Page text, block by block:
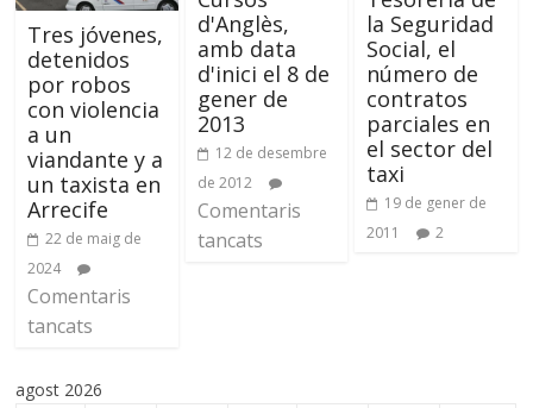
Tres jóvenes,
detenidos
por robos
con violencia
a un
viandante y a
un taxista en
Arrecife
22 de maig de
2024
Comentaris
tancats
d'Anglès,
amb data
d'inici el 8 de
gener de
2013
12 de desembre
de 2012
Comentaris
tancats
la Seguridad
Social, el
número de
contratos
parciales en
el sector del
taxi
19 de gener de
2011
2
agost 2026